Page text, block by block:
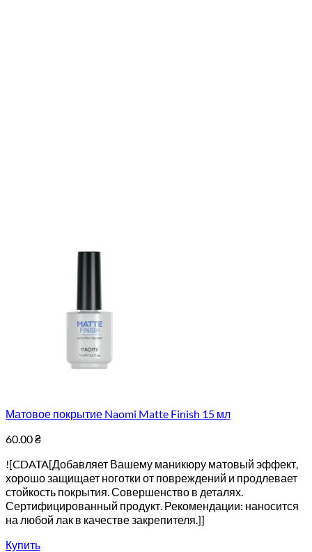
Матовое покрытие Naomi Matte Finish 15 мл
60.00₴
![CDATA[Добавляет Вашему маникюру матовый эффект,
хорошо защищает ноготки от повреждений и продлевает
стойкость покрытия. Совершенство в деталях.
Сертифицированный продукт. Рекомендации: наносится
на любой лак в качестве закрепителя.]]
Купить